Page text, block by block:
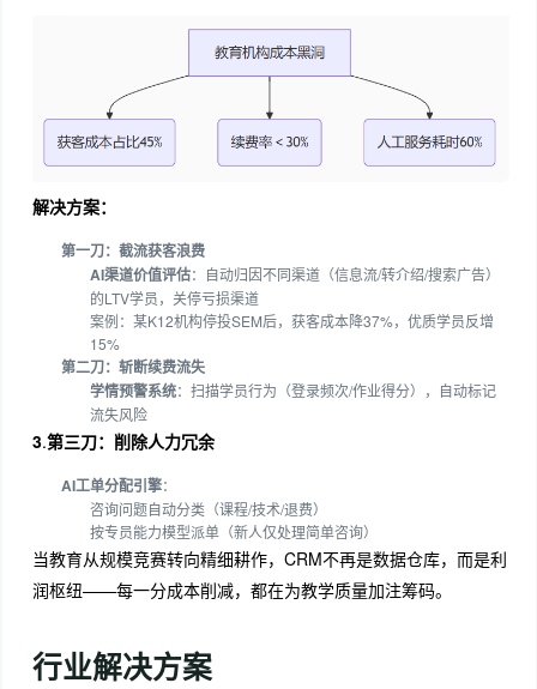
解决方案：
第一刀：截流获客浪费
AI渠道价值评估：自动归因不同渠道（信息流/转介绍/搜索广告）
的LTV学员，关停亏损渠道
案例：某K12机构停投SEM后，获客成本降37%，优质学员反增
15%
第二刀：斩断续费流失
学情预警系统：扫描学员行为（登录频次/作业得分），自动标记
流失风险
3.第三刀：削除人力冗余
AI工单分配引擎：
咨询问题自动分类（课程/技术/退费）
按专员能力模型派单（新人仅处理简单咨询）
当教育从规模竞赛转向精细耕作，CRM不再是数据仓库，而是利
润枢纽——每一分成本削减，都在为教学质量加注筹码。
行业解决方案